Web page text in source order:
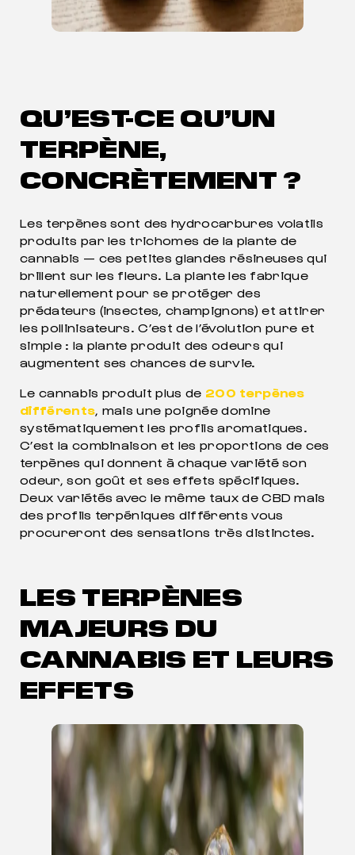
QU’EST-CE QU’UN
TERPÈNE,
CONCRÈTEMENT ?
Les terpènes sont des hydrocarbures volatils
produits par les trichomes de la plante de
cannabis — ces petites glandes résineuses qui
brillent sur les fleurs. La plante les fabrique
naturellement pour se protéger des
prédateurs (insectes, champignons) et attirer
les pollinisateurs. C’est de l’évolution pure et
simple : la plante produit des odeurs qui
augmentent ses chances de survie.
Le cannabis produit plus de 200 terpènes
différents, mais une poignée domine
systématiquement les profils aromatiques.
C’est la combinaison et les proportions de ces
terpènes qui donnent à chaque variété son
odeur, son goût et ses effets spécifiques.
Deux variétés avec le même taux de CBD mais
des profils terpéniques différents vous
procureront des sensations très distinctes.
LES TERPÈNES
MAJEURS DU
CANNABIS ET LEURS
EFFETS